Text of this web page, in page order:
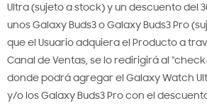
Ultra (sujeto a stock) y un descuento del
unos Galaxy Buds3 o Galaxy Buds3 Pro
que el Usuario adquiera el Producto a
Canal de Ventas, se lo redirigirá al
donde podrá agregar el Galaxy Watch
y/o los Galaxy Buds3 Pro con el